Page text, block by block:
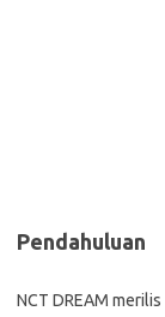
Pendahuluan
NCT DREAM merilis